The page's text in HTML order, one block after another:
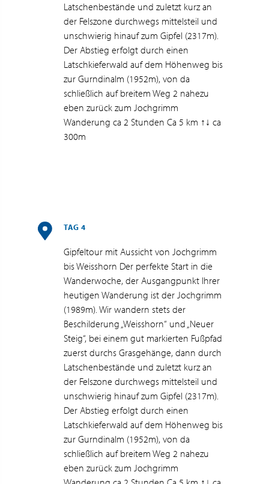
Latschenbestände und zuletzt kurz an
der Felszone durchwegs mittelsteil und
unschwierig hinauf zum Gipfel (2317m).
Der Abstieg erfolgt durch einen
Latschkieferwald auf dem Höhenweg bis
zur Gurndinalm (1952m), von da
schließlich auf breitem Weg 2 nahezu
eben zurück zum Jochgrimm
Wanderung ca 2 Stunden Ca 5 km ↑↓ ca
300m
TAG 4
Gipfeltour mit Aussicht von Jochgrimm
bis Weisshorn Der perfekte Start in die
Wanderwoche, der Ausgangpunkt Ihrer
heutigen Wanderung ist der Jochgrimm
(1989m). Wir wandern stets der
Beschilderung „Weisshorn“ und „Neuer
Steig“, bei einem gut markierten Fußpfad
zuerst durchs Grasgehänge, dann durch
Latschenbestände und zuletzt kurz an
der Felszone durchwegs mittelsteil und
unschwierig hinauf zum Gipfel (2317m).
Der Abstieg erfolgt durch einen
Latschkieferwald auf dem Höhenweg bis
zur Gurndinalm (1952m), von da
schließlich auf breitem Weg 2 nahezu
eben zurück zum Jochgrimm